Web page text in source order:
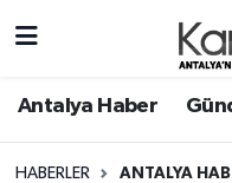
Antalya Haber
HABERLER ANTALYA
Antalya Haber
Hava Durumu